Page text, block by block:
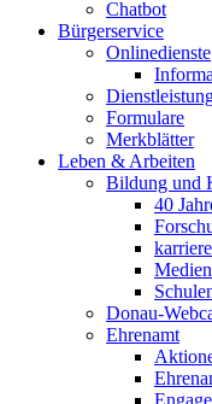
Chatbot
Bürgerservice
Onlinedienste
Formulare
Merkblätter
Leben & Arbeiten
Bildung und
40
Donau-
Ehrenamt